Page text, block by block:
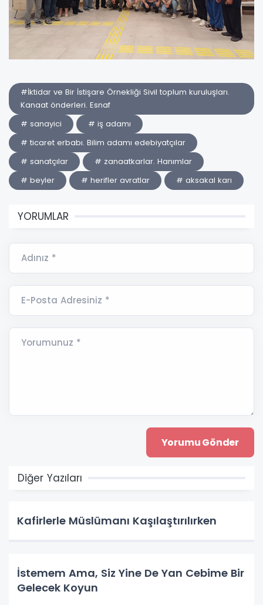
#İktidar ve Bir İstişare Örnekliği Sivil toplum kuruluşları.
Kanaat önderleri. Esnaf
# sanayici
# iş adamı
# ticaret erbabı. Bilim adamı edebiyatçılar
# sanatçılar
# zanaatkarlar. Hanımlar
# beyler
# herifler avratlar # aksakal karı
YORUMLAR
Adınız *
E-Posta Adresiniz *
Yorumunuz *
Diğer Yazıları
Kafirlerle Müslümanı Kaşılaştırılırken
İstemem Ama, Siz Yine De Yan Cebime Bir
Gelecek Koyun